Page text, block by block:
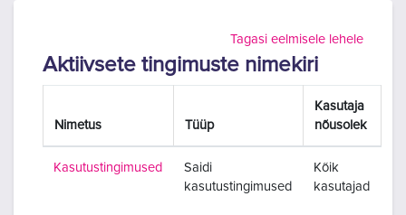
Tagasi eelmisele lehele
Aktiivsete tingimuste nimekiri
Nimetus Tüüp
Kasutaja
nõusolek
Kasutustingimused
Saidi
kasutustingimused
Kõik
kasutajad